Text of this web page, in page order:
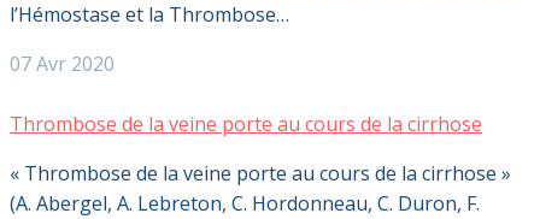
l’Hémostase et la Thrombose…
07 Avr 2020
Thrombose de la veine porte au cours de la cirrhose
« Thrombose de la veine porte au cours de la cirrhose »
(A. Abergel, A. Lebreton, C. Hordonneau, C. Duron, F.